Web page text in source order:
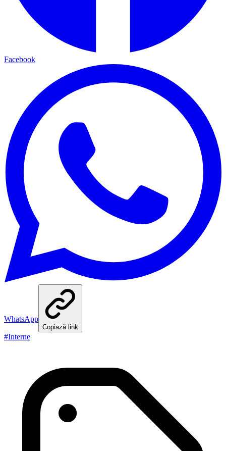
Facebook
WhatsApp
Copiază link
#Interne